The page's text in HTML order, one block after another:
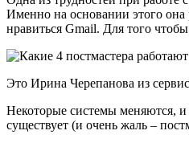
Именно на основании этого
нравиться Gmail. Для того
Это Ирина Черепанова из
Некоторые системы меняются, и
существует (и очень жаль –